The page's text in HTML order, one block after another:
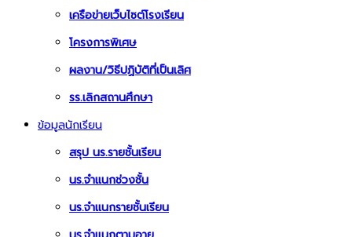
เครือข่ายเว็บไซต์โรงเรียน
โครงการพิเศษ
ผลงาน/วิธีปฏิบัติที่เป็นเลิศ
รร.เลิกสถานศึกษา
ข้อมูลนักเรียน
สรุป นร.รายชั้นเรียน
นร.จำแนกช่วงชั้น
นร.จำแนกรายชั้นเรียน